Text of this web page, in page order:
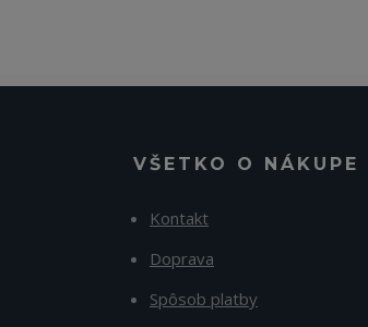
VŠETKO O NÁKUPE
Kontakt
Doprava
Spôsob platby